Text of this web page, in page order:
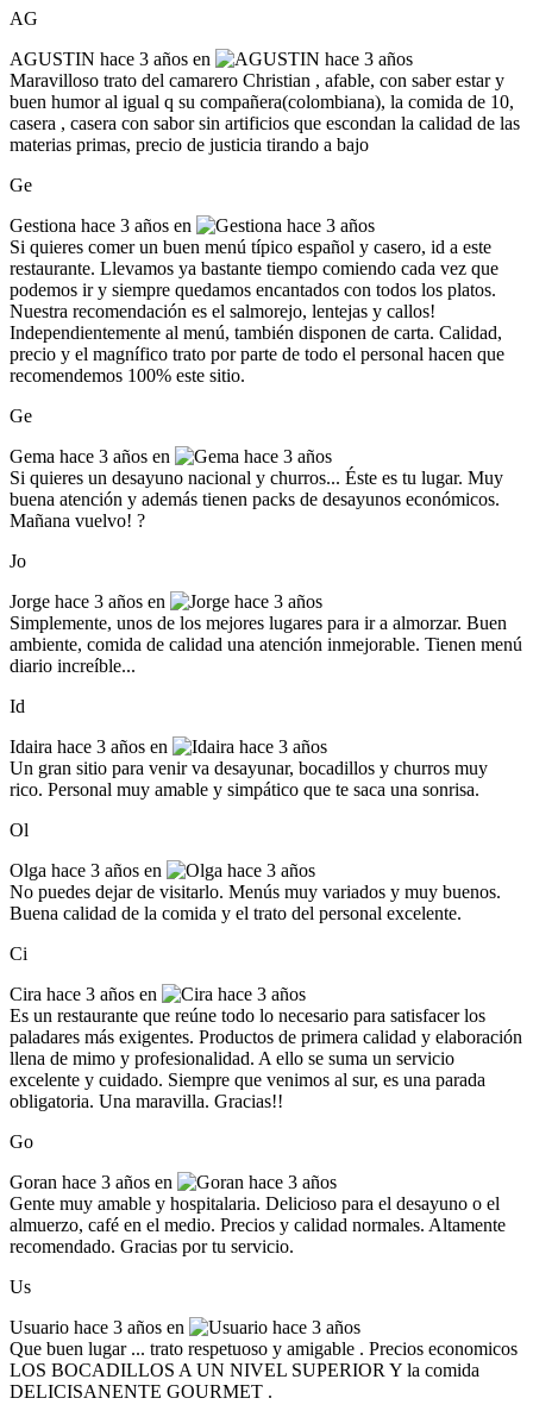
AG
AGUSTIN hace 3 años en
Maravilloso trato del camarero Christian , afable, con saber estar y
buen humor al igual q su compañera(colombiana), la comida de 10,
casera , casera con sabor sin artificios que escondan la calidad de las
materias primas, precio de justicia tirando a bajo
Ge
Gestiona hace 3 años en
Si quieres comer un buen menú típico español y casero, id a este
restaurante. Llevamos ya bastante tiempo comiendo cada vez que
podemos ir y siempre quedamos encantados con todos los platos.
Nuestra recomendación es el salmorejo, lentejas y callos!
Independientemente al menú, también disponen de carta. Calidad,
precio y el magnífico trato por parte de todo el personal hacen que
recomendemos 100% este sitio.
Ge
Gema hace 3 años en
Si quieres un desayuno nacional y churros... Éste es tu lugar. Muy
buena atención y además tienen packs de desayunos económicos.
Mañana vuelvo! ?
Jo
Jorge hace 3 años en
Simplemente, unos de los mejores lugares para ir a almorzar. Buen
ambiente, comida de calidad una atención inmejorable. Tienen menú
diario increíble...
Id
Idaira hace 3 años en
Un gran sitio para venir va desayunar, bocadillos y churros muy
rico. Personal muy amable y simpático que te saca una sonrisa.
Ol
Olga hace 3 años en
No puedes dejar de visitarlo. Menús muy variados y muy buenos.
Buena calidad de la comida y el trato del personal excelente.
Ci
Cira hace 3 años en
Es un restaurante que reúne todo lo necesario para satisfacer los
paladares más exigentes. Productos de primera calidad y elaboración
llena de mimo y profesionalidad. A ello se suma un servicio
excelente y cuidado. Siempre que venimos al sur, es una parada
obligatoria. Una maravilla. Gracias!!
Go
Goran hace 3 años en
Gente muy amable y hospitalaria. Delicioso para el desayuno o el
almuerzo, café en el medio. Precios y calidad normales. Altamente
recomendado. Gracias por tu servicio.
Us
Usuario hace 3 años en
Que buen lugar ... trato respetuoso y amigable . Precios economicos
LOS BOCADILLOS A UN NIVEL SUPERIOR Y la comida
DELICISANENTE GOURMET .